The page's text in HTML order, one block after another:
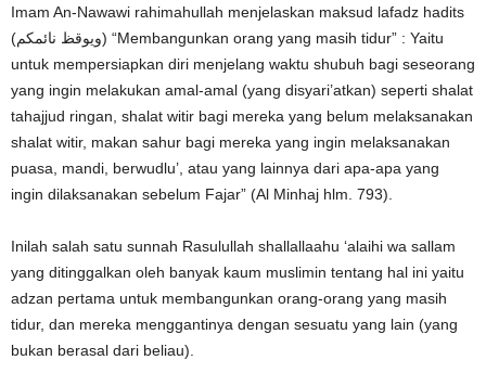
Imam An-Nawawi rahimahullah menjelaskan maksud lafadz hadits
(ويوقظ نائمكم) “Membangunkan orang yang masih tidur” : Yaitu
untuk mempersiapkan diri menjelang waktu shubuh bagi seseorang
yang ingin melakukan amal-amal (yang disyari’atkan) seperti shalat
tahajjud ringan, shalat witir bagi mereka yang belum melaksanakan
shalat witir, makan sahur bagi mereka yang ingin melaksanakan
puasa, mandi, berwudlu’, atau yang lainnya dari apa-apa yang
ingin dilaksanakan sebelum Fajar” (Al Minhaj hlm. 793).
Inilah salah satu sunnah Rasulullah shallallaahu ‘alaihi wa sallam
yang ditinggalkan oleh banyak kaum muslimin tentang hal ini yaitu
adzan pertama untuk membangunkan orang-orang yang masih
tidur, dan mereka menggantinya dengan sesuatu yang lain (yang
bukan berasal dari beliau).